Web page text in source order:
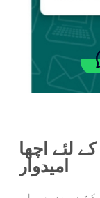
لئے اچھا
امیدوار